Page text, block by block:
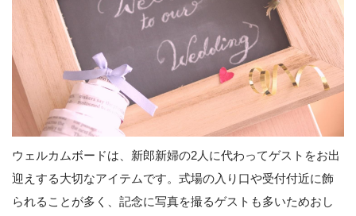
ウェルカムボードは、新郎新婦の2人に代わってゲストをお出
迎えする大切なアイテムです。式場の入り口や受付付近に飾
られることが多く、記念に写真を撮るゲストも多いためおし